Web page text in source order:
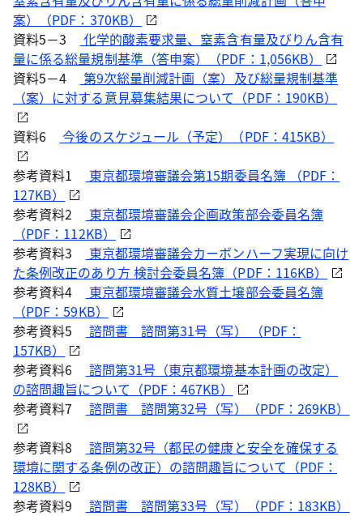
案）（PDF：370KB）
資料5－3
化学的酸素要求量、窒素含有量及びりん含有
量に係る総量規制基準（答申案）（PDF：1,056KB）
資料5－4
第9次総量削減計画（案）及び総量規制基準
（案）に対する意見募集結果について（PDF：190KB）
資料6
今後のスケジュール（予定）（PDF：415KB）
参考資料1
東京都環境審議会第15期委員名簿 （PDF：
127KB）
参考資料2
東京都環境審議会企画政策部会委員名簿
（PDF：112KB）
参考資料3
東京都環境審議会カーボンハーフ実現に向け
た条例改正のあり方 検討会委員名簿（PDF：116KB）
参考資料4
東京都環境審議会水質土壌部会委員名簿
（PDF：59KB）
参考資料5
諮問書 諮問第31号（写） （PDF：
157KB）
参考資料6
諮問第31号（東京都環境基本計画の改定）
の諮問趣旨について（PDF：467KB）
参考資料7
諮問書 諮問第32号（写）（PDF：269KB）
参考資料8
諮問第32号（都民の健康と安全を確保する
環境に関する条例の改正）の諮問趣旨について（PDF：
128KB）
参考資料9
諮問書 諮問第33号（写）（PDF：183KB）